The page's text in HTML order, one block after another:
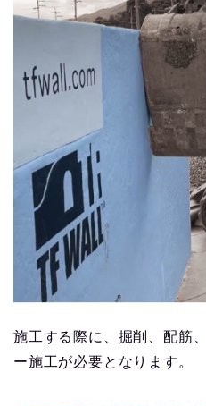
施工する際に、掘削、配筋
ー施工が必要となります。